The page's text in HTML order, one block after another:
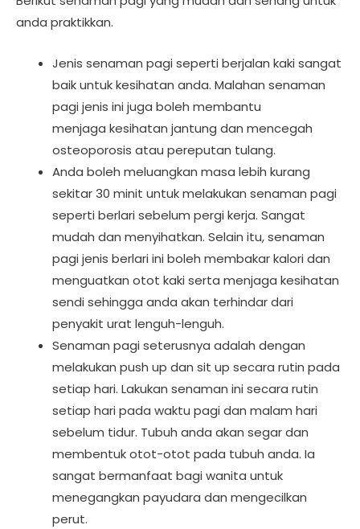
anda praktikkan.
Jenis senaman pagi seperti berjalan kaki sangat
baik untuk kesihatan anda. Malahan senaman
pagi jenis ini juga boleh membantu
menjaga kesihatan jantung dan mencegah
osteoporosis atau pereputan tulang.
Anda boleh meluangkan masa lebih kurang
sekitar 30 minit untuk melakukan senaman pagi
seperti berlari sebelum pergi kerja. Sangat
mudah dan menyihatkan. Selain itu, senaman
pagi jenis berlari ini boleh membakar kalori dan
menguatkan otot kaki serta menjaga kesihatan
sendi sehingga anda akan terhindar dari
penyakit urat lenguh-lenguh.
Senaman pagi seterusnya adalah dengan
melakukan push up dan sit up secara rutin pada
setiap hari. Lakukan senaman ini secara rutin
setiap hari pada waktu pagi dan malam hari
sebelum tidur. Tubuh anda akan segar dan
membentuk otot-otot pada tubuh anda. Ia
sangat bermanfaat bagi wanita untuk
menegangkan payudara dan mengecilkan
perut.